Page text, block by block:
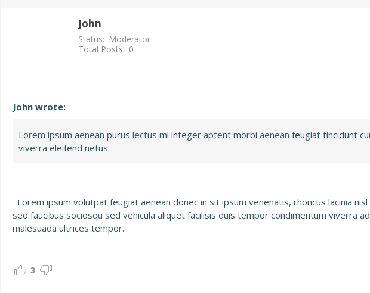
John
Status: Moderator
Total Posts: 0
John wrote:
Lorem ipsum aenean purus lectus mi integer aptent morbi aenean feugiat tincidunt
viverra eleifend netus.
Lorem ipsum volutpat feugiat aenean donec in sit ipsum venenatis, rhoncus lacinia
sed faucibus sociosqu sed vehicula aliquet facilisis duis tempor condimentum viverra
malesuada ultrices tempor.
3